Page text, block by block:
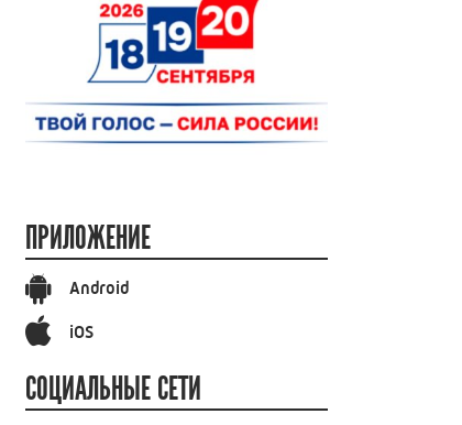
ПРИЛОЖЕНИЕ
Android
iOS
СОЦИАЛЬНЫЕ СЕТИ